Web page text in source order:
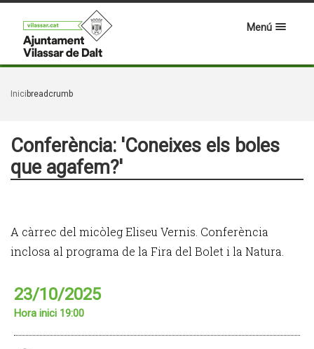
Menú
Inici breadcrumb
Conferència: 'Coneixes els boles
que agafem?'
A càrrec del micòleg Eliseu Vernis. Conferència
inclosa al programa de la Fira del Bolet i la Natura.
23/10/2025
Hora inici 19:00